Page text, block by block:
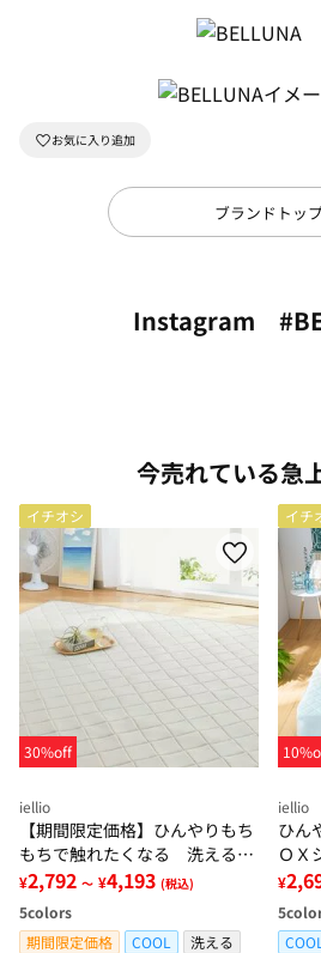
ブランドトッ
Instagram
今売れている急
イチオシ
30%off
iellio
【期間限定価格】ひんやりもち
もちで触れたくなる 洗えるラ
グ＜低反発・滑りにくい・接触
冷感・防ダニ・カーペット＞
¥2,792 ～ ¥4,193 (税込)
5colors
期間限定価格
COOL
洗える
イチ
iellio
ひん
ＯＸ
感・
ボ
＞
¥
5
COOL